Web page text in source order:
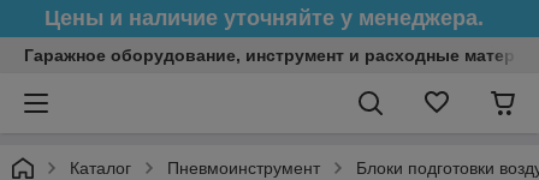
Цены и наличие уточняйте у менеджера.
Гаражное оборудование, инструмент и расходные
Каталог Пневмоинструмент Блоки подготовки